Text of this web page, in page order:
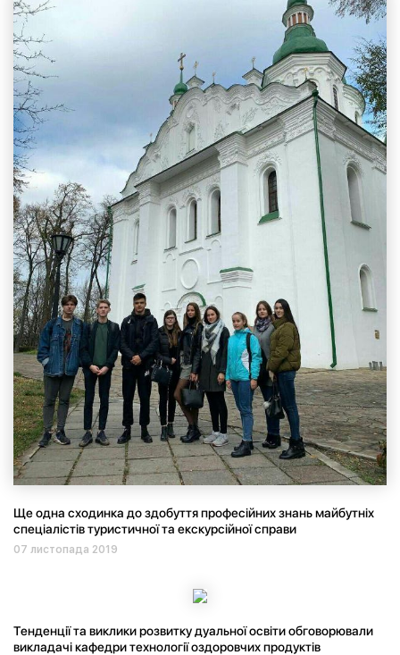
Ще одна сходинка до здобуття професійних знань майбутніх
спеціалістів туристичної та екскурсійної справи
07 листопада 2019
Тенденції та виклики розвитку дуальної освіти обговорювали
викладачі кафедри технології оздоровчих продуктів